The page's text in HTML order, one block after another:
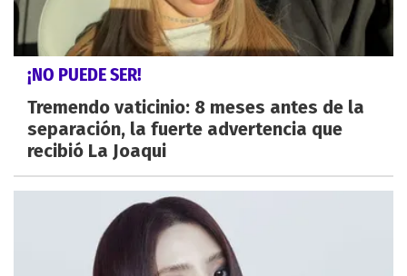
¡NO PUEDE SER!
Tremendo vaticinio: 8 meses antes de la
separación, la fuerte advertencia que
recibió La Joaqui